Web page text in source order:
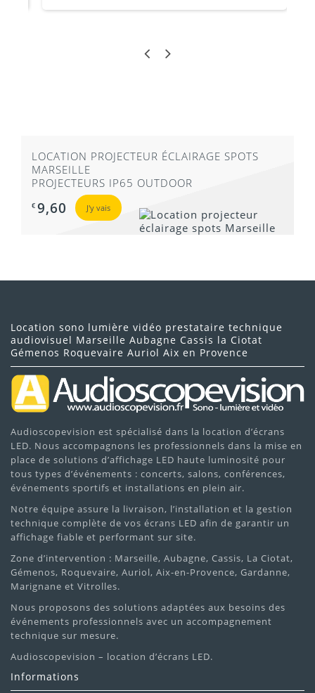
LOCATION PROJECTEUR ÉCLAIRAGE SPOTS
MARSEILLE
PROJECTEURS IP65 OUTDOOR
€ 9,60 J'y vais
Location sono lumière vidéo prestataire technique
audiovisuel Marseille Aubagne Cassis la Ciotat
Gémenos Roquevaire Auriol Aix en Provence
Audioscopevision est spécialisé dans la location d’écrans
LED. Nous accompagnons les professionnels dans la mise en
place de solutions d’affichage LED haute luminosité pour
tous types d’événements : concerts, salons, conférences,
événements sportifs et installations en plein air.
Notre équipe assure la livraison, l’installation et la gestion
technique complète de vos écrans LED afin de garantir un
affichage fiable et performant sur site.
Zone d’intervention : Marseille, Aubagne, Cassis, La Ciotat,
Gémenos, Roquevaire, Auriol, Aix-en-Provence, Gardanne,
Marignane et Vitrolles.
Nous proposons des solutions adaptées aux besoins des
événements professionnels avec un accompagnement
technique sur mesure.
Audioscopevision – location d’écrans LED.
Informations